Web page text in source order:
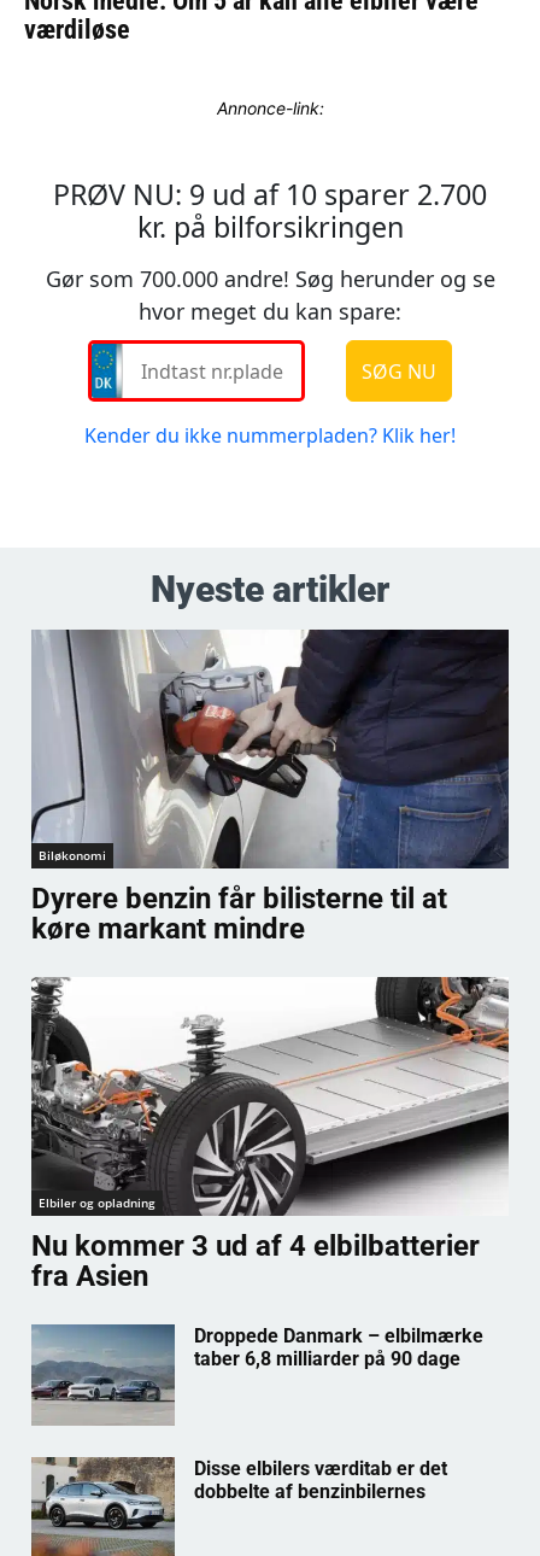
Annonce-link:
Nyeste artikler
Biløkonomi
Dyrere benzin får bilisterne til at
køre markant mindre
Elbiler og opladning
Nu kommer 3 ud af 4 elbilbatterier
fra Asien
Droppede Danmark – elbilmærke
taber 6,8 milliarder på 90 dage
Disse elbilers værditab er det
dobbelte af benzinbilernes